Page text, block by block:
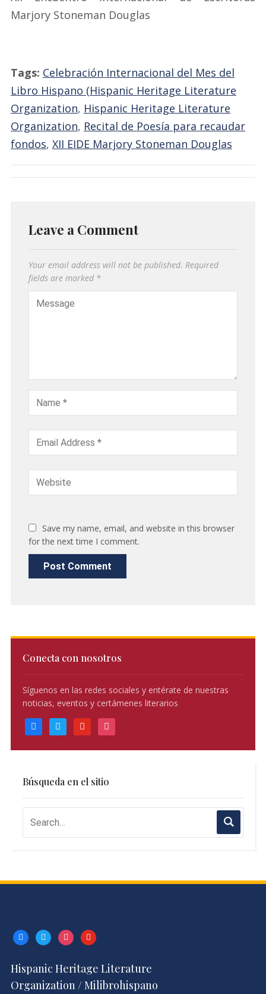
Conecta con nosotros
Síguenos en las redes sociales y entérate de nuestras
noticias, eventos y certámenes literarios
facebooktwitter youtube instagram
Búsqueda en el sitio
Marjory Stoneman Douglas
Tags: Celebración Internacional del Mes del
Libro Hispano (Hispanic Heritage Literature
Organization, Hispanic Heritage Literature
Organization, Recital de Poesía para recaudar
fondos, XII EIDE Marjory Stoneman Douglas
Leave a Comment
Your email address will not be published. Required
fields are marked *
Save my name, email, and website in this browser
for the next time I comment.
facebooktwitterinstagramyoutube
Hispanic Heritage Literature
Organization / Milibrohispano